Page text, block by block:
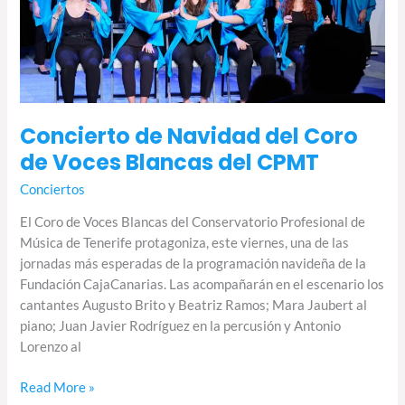
Concierto de Navidad del Coro
de Voces Blancas del CPMT
Conciertos
El Coro de Voces Blancas del Conservatorio Profesional de
Música de Tenerife protagoniza, este viernes, una de las
jornadas más esperadas de la programación navideña de la
Fundación CajaCanarias. Las acompañarán en el escenario los
cantantes Augusto Brito y Beatriz Ramos; Mara Jaubert al
piano; Juan Javier Rodríguez en la percusión y Antonio
Lorenzo al
Blancas
CPMT
Read More »